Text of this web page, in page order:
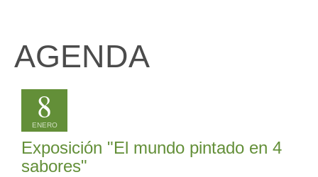
AGENDA
8
ENERO
Exposición "El mundo pintado en 4
sabores"